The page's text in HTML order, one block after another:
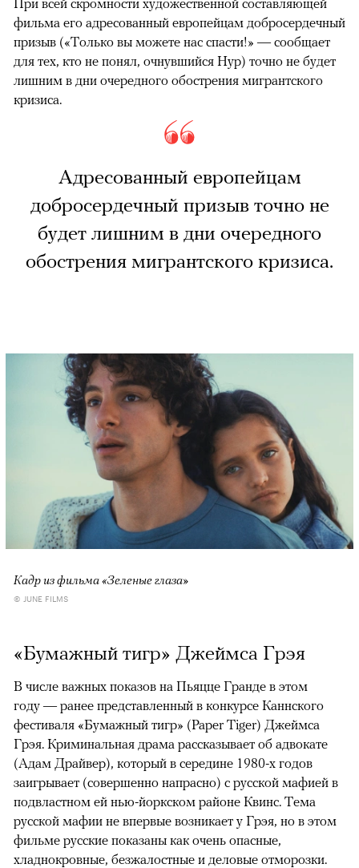
фильма его адресованный европейцам добросердечный
призыв («Только вы можете нас спасти!» — сообщает
для тех, кто не понял, очнувшийся Нур) точно не будет
лишним в дни очередного обострения мигрантского
кризиса.
Адресованный европейцам
добросердечный призыв точно не
будет лишним в дни очередного
обострения мигрантского кризиса.
Кадр из фильма «Зеленые глаза»
© JUNE FILMS
«Бумажный тигр» Джеймса Грэя
В числе важных показов на Пьяцце Гранде в этом
году — ранее представленный в конкурсе Каннского
фестиваля «Бумажный тигр» (Paper Tiger) Джеймса
Грэя. Криминальная драма рассказывает об адвокате
(Адам Драйвер), который в середине 1980-х годов
заигрывает (совершенно напрасно) с русской мафией в
подвластном ей нью-йоркском районе Квинс. Тема
русской мафии не впервые возникает у Грэя, но в этом
фильме русские показаны как очень опасные,
хладнокровные, безжалостные и деловые отморозки.